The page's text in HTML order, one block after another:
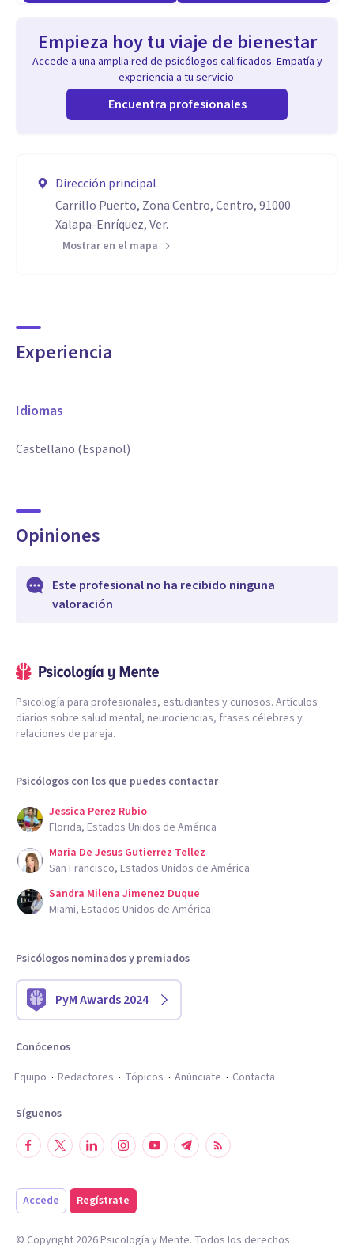
Empieza hoy tu viaje de bienestar
Accede a una amplia red de psicólogos calificados. Empatía y
experiencia a tu servicio.
Encuentra profesionales
Dirección principal
Carrillo Puerto, Zona Centro, Centro, 91000
Xalapa-Enríquez, Ver.
Mostrar en el mapa
Experiencia
Idiomas
Castellano (Español)
Opiniones
Este profesional no ha recibido ninguna
valoración
Psicología para profesionales, estudiantes y curiosos. Artículos
diarios sobre salud mental, neurociencias, frases célebres y
relaciones de pareja.
Psicólogos con los que puedes contactar
Jessica Perez Rubio
Florida, Estados Unidos de América
Maria De Jesus Gutierrez Tellez
San Francisco, Estados Unidos de América
Sandra Milena Jimenez Duque
Miami, Estados Unidos de América
Psicólogos nominados y premiados
PyM Awards 2024
Conócenos
Equipo
Redactores Tópicos Anúnciate Contacta
Síguenos
Accede Regístrate
© Copyright 2026Psicología y Mente. Todos los derechos